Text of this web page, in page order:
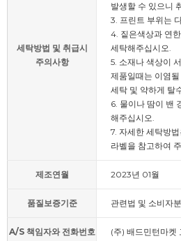
세탁방법 및 취급시
주의사항
발생할 수 있으니
3. 프린트 부위는
4. 짙은색상과 연
세탁해주십시오.
5. 소재나 색상이
제품일때는 이염
세탁 및 약하게 탈
6. 물이나 땀이 밴
해주십시오.
7. 자세한 세탁방
라벨을 참고하여
제조연월 2023년 01월
품질보증기준 관련법 및 소비자
A/S 책임자와 전화번호 (주) 배드민턴마